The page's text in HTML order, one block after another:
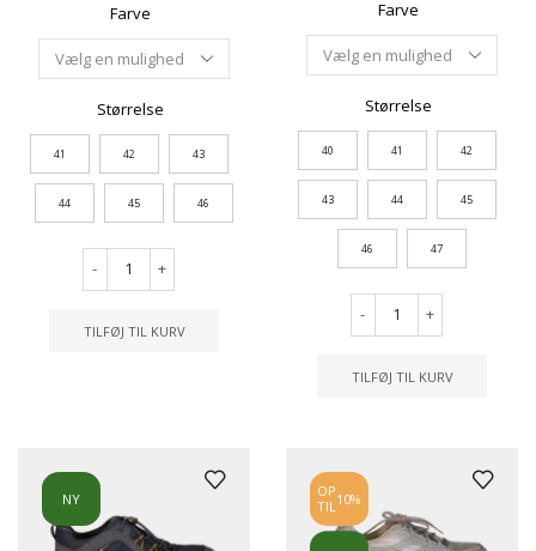
Farve
Størrelse
41 42 43
44 45 46
- +
TILFØJ TIL KURV
Farve
Størrelse
40 41 42
43 44 45
46 47
- +
TILFØJ TIL KURV
NY
OP
TIL10%